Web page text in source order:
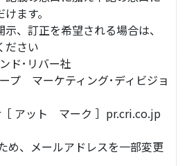
ます。
、訂正を希望される場合は、
ださい
ド･リバー社
プ マーケティング･ディビジョ
アット マーク ］pr.cri.co.jp
め、メールアドレスを一部変更